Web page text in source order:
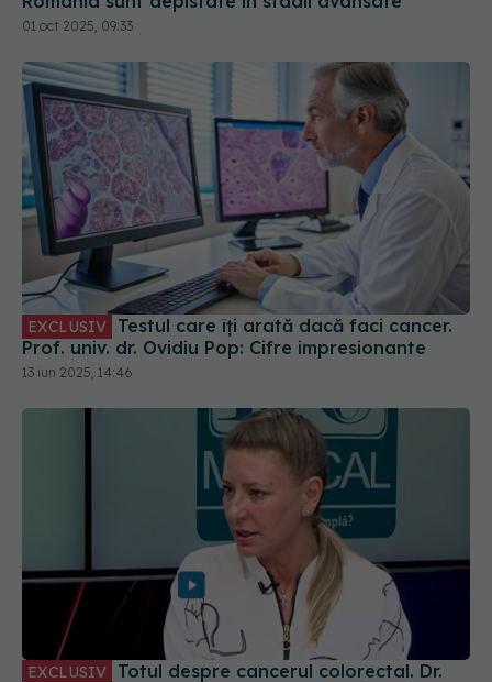
01 oct 2025, 09:33
EXCLUSIV Testul care îți arată dacă faci cancer.
Prof. univ. dr. Ovidiu Pop: Cifre impresionante
13 iun 2025, 14:46
EXCLUSIV Totul despre cancerul colorectal. Dr.